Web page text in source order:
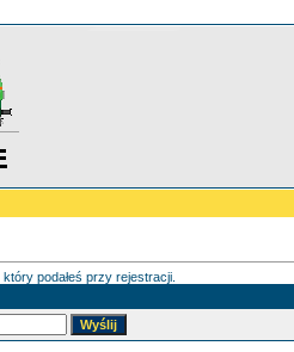
podałeś przy rejestracji.